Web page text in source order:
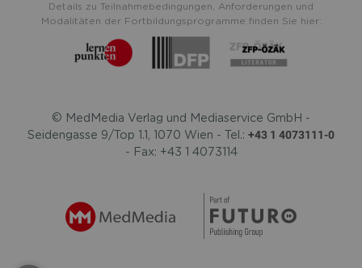
Details zu Teilnahmebedingungen, Anforderungen und
Modalitäten der Fortbildungsprogramme finden Sie hier:
© MedMedia Verlag und Mediaservice GmbH -
Seidengasse 9/Top 1.1, 1070 Wien - Tel.: +43 1 4073111-0
- Fax: +43 1 4073114